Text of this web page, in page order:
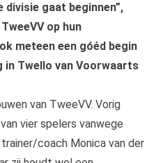
divisie gaat beginnen”,
op hun
meteen een góéd begin
in Twello van Voorwaarts
van TweeVV. Vorig
vier spelers vanwege
coach Monica van der